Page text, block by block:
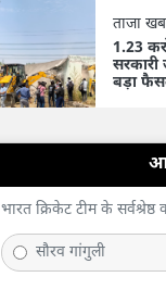
ताजा
1.23
बड़ा
भारत क्रिकेट टीम के
सौरव गांगुली